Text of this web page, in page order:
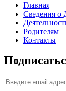
Главная
Сведения о
Родителям
Контакты